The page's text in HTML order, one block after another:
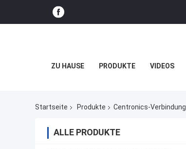
ZU HAUSE PRODUKTE VIDEOS
Startseite Produkte Centronics-
ALLE PRODUKTE